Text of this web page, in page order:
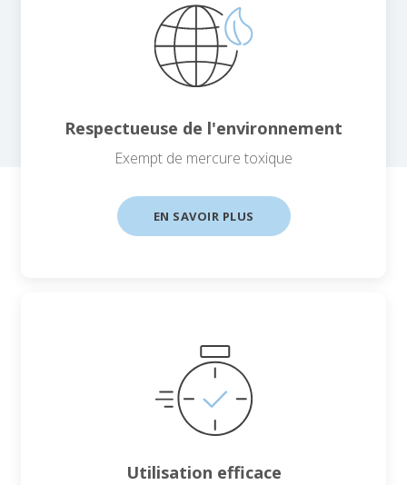
Respectueuse de l'environnement
Exempt de mercure toxique
EN SAVOIR PLUS
Utilisation efficace